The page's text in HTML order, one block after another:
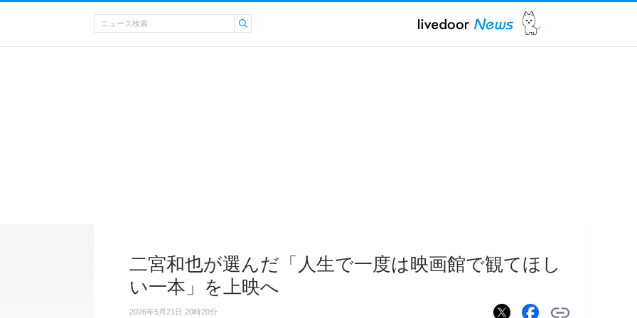
二宮和也が選んだ「人生で一度は映画館で観てほし
い一本」を上映へ
2026年5月21日 20時20分